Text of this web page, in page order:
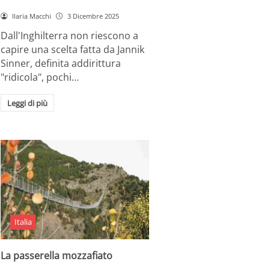
Ilaria Macchi 3 Dicembre 2025
Dall'Inghilterra non riescono a
capire una scelta fatta da Jannik
Sinner, definita addirittura
"ridicola", pochi…
Leggi di più
Italia
La passerella mozzafiato